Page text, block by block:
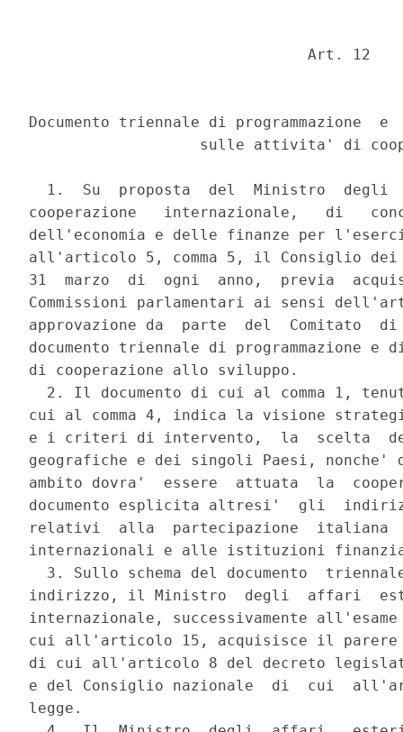
                               Art. 12
Documento triennale di
sulle attivita' di
1.  Su  proposta  del  Ministro  degli
cooperazione   internazionale,   di
dell'economia e delle finanze per
all'articolo 5, comma 5, il Consiglio
31  marzo  di  ogni  anno,  previa
Commissioni parlamentari ai sensi
approvazione da  parte  del
documento triennale di
di cooperazione allo sviluppo.
2. Il documento di cui al comma 1,
cui al comma 4, indica la visione
e i criteri di intervento,  la  scelta
geografiche e dei singoli Paesi,
ambito dovra'  essere  attuata  la
documento esplicita altresi'  gli
relativi  alla  partecipazione  italiana
internazionali e alle istituzioni
3. Sullo schema del documento
indirizzo, il Ministro  degli  affari
internazionale, successivamente
cui all'articolo 15, acquisisce il parere
di cui all'articolo 8 del decreto
e del Consiglio nazionale  di  cui
legge.